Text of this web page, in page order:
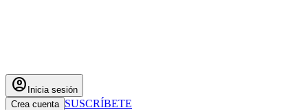
account_circle Inicia sesión
Crea cuenta SUSCRÍBETE